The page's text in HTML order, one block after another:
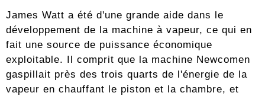
James Watt a été d'une grande aide dans le
développement de la machine à vapeur, ce qui en
fait une source de puissance économique
exploitable. Il comprit que la machine Newcomen
gaspillait près des trois quarts de l'énergie de la
vapeur en chauffant le piston et la chambre, et